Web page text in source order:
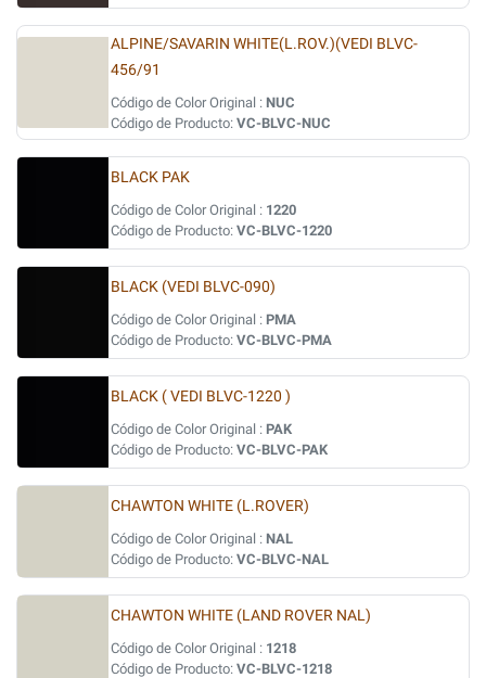
ALPINE/SAVARIN WHITE(L.ROV.)(VEDI BLVC-
456/91
Código de Color Original : NUC
Código de Producto: VC-BLVC-NUC
BLACK PAK
Código de Color Original : 1220
Código de Producto: VC-BLVC-1220
BLACK (VEDI BLVC-090)
Código de Color Original : PMA
Código de Producto: VC-BLVC-PMA
BLACK ( VEDI BLVC-1220 )
Código de Color Original : PAK
Código de Producto: VC-BLVC-PAK
CHAWTON WHITE (L.ROVER)
Código de Color Original : NAL
Código de Producto: VC-BLVC-NAL
CHAWTON WHITE (LAND ROVER NAL)
Código de Color Original : 1218
Código de Producto: VC-BLVC-1218